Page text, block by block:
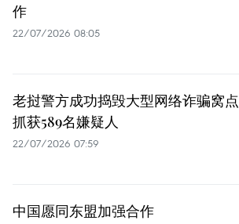
作
22/07/2026 08:05
老挝警方成功捣毁大型网络诈骗窝点
抓获589名嫌疑人
22/07/2026 07:59
中国愿同东盟加强合作